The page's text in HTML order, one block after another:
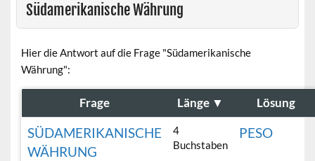
Südamerikanische Währung
Hier die Antwort auf die Frage "Südamerikanische
Währung":
Frage Länge ▼ Lösung
SÜDAMERIKANISCHE
WÄHRUNG
4
Buchstaben
PESO